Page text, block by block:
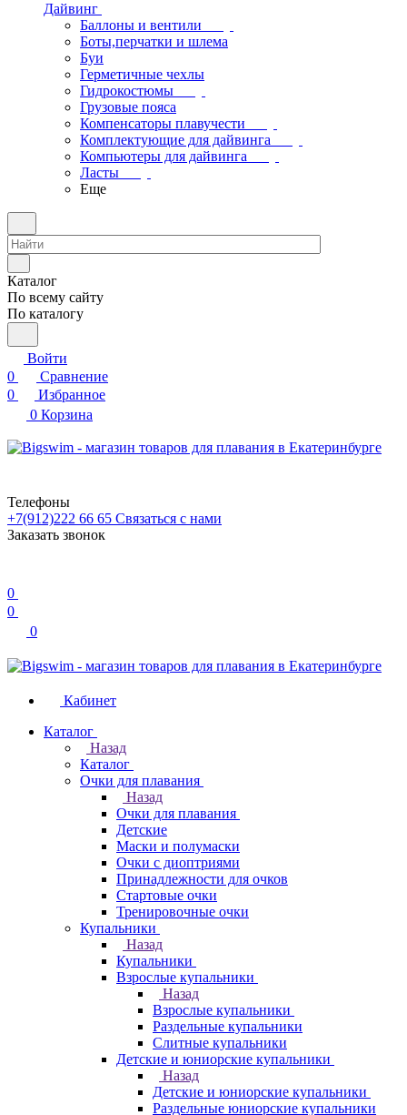
Дайвинг
Баллоны и вентили
Боты,перчатки и шлема
Буи
Герметичные чехлы
Гидрокостюмы
Грузовые пояса
Компенсаторы плавучести
Комплектующие для дайвинга
Компьютеры для дайвинга
Ласты
Еще
Каталог
По всему сайту
По каталогу
Войти
0
Сравнение
0
Избранное
0 Корзина
Телефоны
+7(912)222 66 65 Связаться с нами
Заказать звонок
0
0
0
Кабинет
Каталог
Назад
Каталог
Очки для плавания
Назад
Очки для плавания
Детские
Маски и полумаски
Очки с диоптриями
Принадлежности для очков
Стартовые очки
Тренировочные очки
Купальники
Назад
Купальники
Взрослые купальники
Назад
Взрослые купальники
Раздельные купальники
Слитные купальники
Детские и юниорские купальники
Назад
Детские и юниорские купальники
Раздельные юниорские купальники